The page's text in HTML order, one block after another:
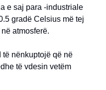
e saj para -industriale
gradë Celsius më tej
atmosferë.
të nënkuptojë që në
të vdesin vetëm